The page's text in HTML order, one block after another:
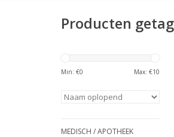
Producten
Min: €0 Max: €10
MEDISCH / APOTHEEK